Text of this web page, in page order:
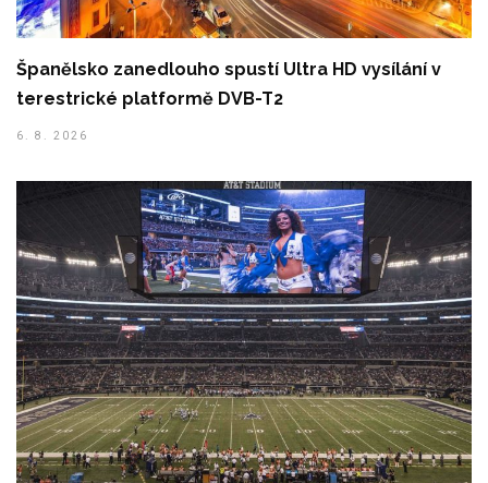
Španělsko zanedlouho spustí Ultra HD vysílání v
terestrické platformě DVB-T2
6. 8. 2026